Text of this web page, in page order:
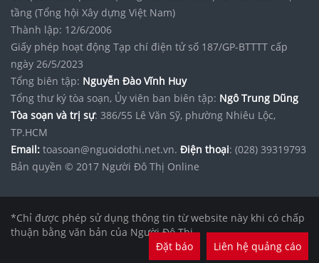
tầng (Tổng hội Xây dựng Việt Nam)
Thành lập: 12/6/2006
Giấy phép hoạt động Tạp chí điện tử số 187/GP-BTTTT cấp
ngày 26/5/2023
Tổng biên tập: Nguyễn Đào Vĩnh Huy
Tổng thư ký tòa soạn, Ủy viên ban biên tập: Ngô Trung Dũng
Tòa soạn và trị sự: 386/55 Lê Văn Sỹ, phường Nhiêu Lộc,
TP.HCM
Email: toasoan@nguoidothi.net.vn. Điện thoại: (028) 39319793
Bản quyền © 2017 Người Đô Thị Online
*Chỉ được phép sử dụng thông tin từ website này khi có chấp
thuận bằng văn bản của Người Đô Thị.
Đặt báo
Liên hệ quảng cáo